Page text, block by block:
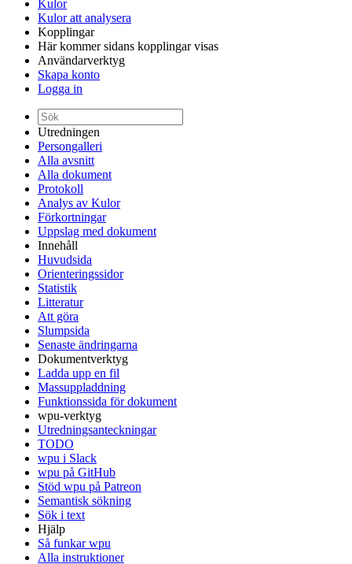
Kulor
Kulor att analysera
Kopplingar
Här kommer sidans kopplingar visas
Användarverktyg
Skapa konto
Logga in
Utredningen
Persongalleri
Alla avsnitt
Alla dokument
Protokoll
Analys av Kulor
Förkortningar
Uppslag med dokument
Innehåll
Huvudsida
Orienteringssidor
Statistik
Litteratur
Att göra
Slumpsida
Senaste ändringarna
Dokumentverktyg
Ladda upp en fil
Massuppladdning
Funktionssida för dokument
wpu-verktyg
Utredningsanteckningar
TODO
wpu i Slack
wpu på GitHub
Stöd wpu på Patreon
Semantisk sökning
Sök i text
Hjälp
Så funkar wpu
Alla instruktioner